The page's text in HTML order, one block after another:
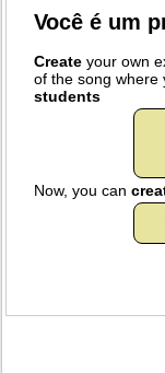
Você é um
Create your own
of the song
students
Now, you can